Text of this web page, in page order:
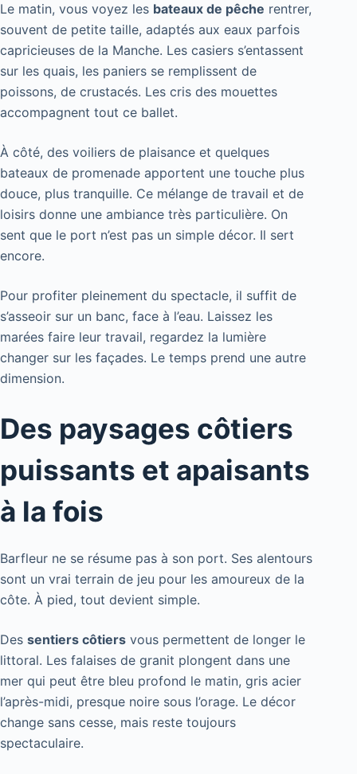
Le matin, vous voyez les bateaux de pêche rentrer,
souvent de petite taille, adaptés aux eaux parfois
capricieuses de la Manche. Les casiers s’entassent
sur les quais, les paniers se remplissent de
poissons, de crustacés. Les cris des mouettes
accompagnent tout ce ballet.
À côté, des voiliers de plaisance et quelques
bateaux de promenade apportent une touche plus
douce, plus tranquille. Ce mélange de travail et de
loisirs donne une ambiance très particulière. On
sent que le port n’est pas un simple décor. Il sert
encore.
Pour profiter pleinement du spectacle, il suffit de
s’asseoir sur un banc, face à l’eau. Laissez les
marées faire leur travail, regardez la lumière
changer sur les façades. Le temps prend une autre
dimension.
Des paysages côtiers
puissants et apaisants
à la fois
Barfleur ne se résume pas à son port. Ses alentours
sont un vrai terrain de jeu pour les amoureux de la
côte. À pied, tout devient simple.
Des sentiers côtiers vous permettent de longer le
littoral. Les falaises de granit plongent dans une
mer qui peut être bleu profond le matin, gris acier
l’après-midi, presque noire sous l’orage. Le décor
change sans cesse, mais reste toujours
spectaculaire.